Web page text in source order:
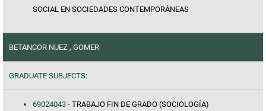
SOCIAL EN SOCIEDADES CONTEMPORÁNEAS
BETANCOR NUEZ , GOMER
GRADUATE SUBJECTS:
69024043 - TRABAJO FIN DE GRADO (SOCIOLOGÍA)